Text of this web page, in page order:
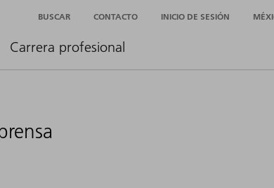
Carrera profesional
BUSCAR CONTACTO INICIO DE SESIÓN